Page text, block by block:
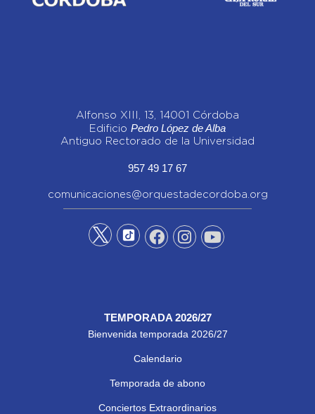
Alfonso XIII, 13, 14001 Córdoba
Edificio Pedro López de Alba
Antiguo Rectorado de la Universidad
957 49 17 67
comunicaciones@orquestadecordoba.org
TEMPORADA 2026/27
Bienvenida temporada 2026/27
Calendario
Temporada de abono
Conciertos Extraordinarios